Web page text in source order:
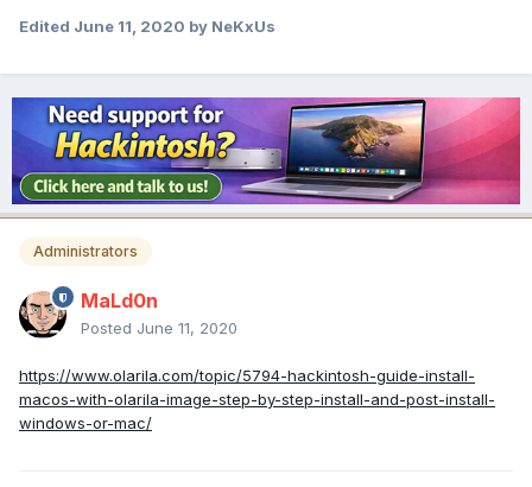
Edited June 11, 2020 by NeKxUs
Administrators
MaLd0n
Posted June 11, 2020
https://www.olarila.com/topic/5794-hackintosh-guide-install-
macos-with-olarila-image-step-by-step-install-and-post-install-
windows-or-mac/